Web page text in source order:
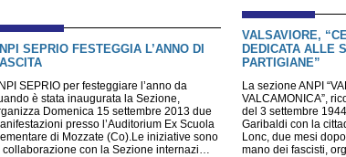
SEPRIO FESTEGGIA L’ANNO DI
SEPRIO per festeggiare l’anno da
è stata inaugurata la Sezione,
Domenica 15 settembre 2013 due
presso l’Auditorium Ex Scuola
di Mozzate (Co).Le iniziative sono
collaborazione con la Sezione internazi…
VALSAVIORE,
DEDICATA ALLE
PARTIGIANE”
La sezione ANPI
VALCAMONICA”,
del 3 settembre
Garibaldi con la
Lonc, due mesi
mano dei fascisti,